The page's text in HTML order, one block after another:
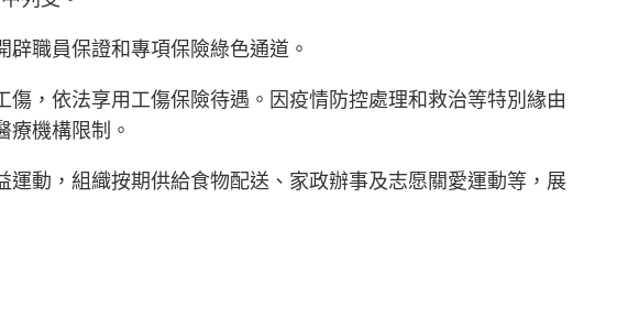
職員保證和專項保險綠色通道。
，依法享用工傷保險待遇。因疫情防控處理和救治等特別緣由
機構限制。
動，組織按期供給食物配送、家政辦事及志愿關愛運動等，展